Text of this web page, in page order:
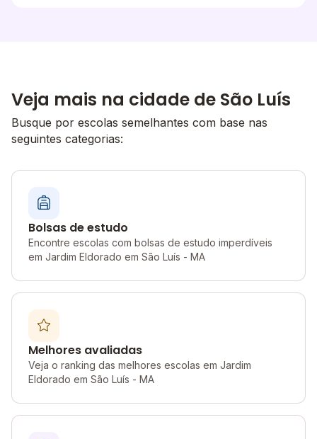
Veja mais na cidade de São Luís
Busque por escolas semelhantes com base nas
seguintes categorias:
Bolsas de estudo
Encontre escolas com bolsas de estudo imperdíveis
em Jardim Eldorado em São Luís - MA
Melhores avaliadas
Veja o ranking das melhores escolas em Jardim
Eldorado em São Luís - MA